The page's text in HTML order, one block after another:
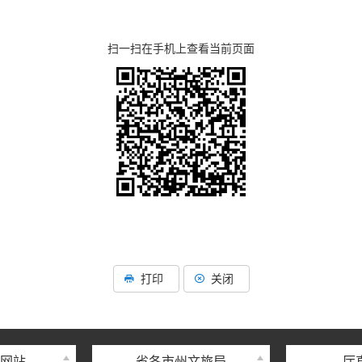
扫一扫在手机上查看当前页面
打印 关闭